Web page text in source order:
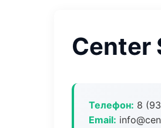
Center
Телефон: 8
Email: